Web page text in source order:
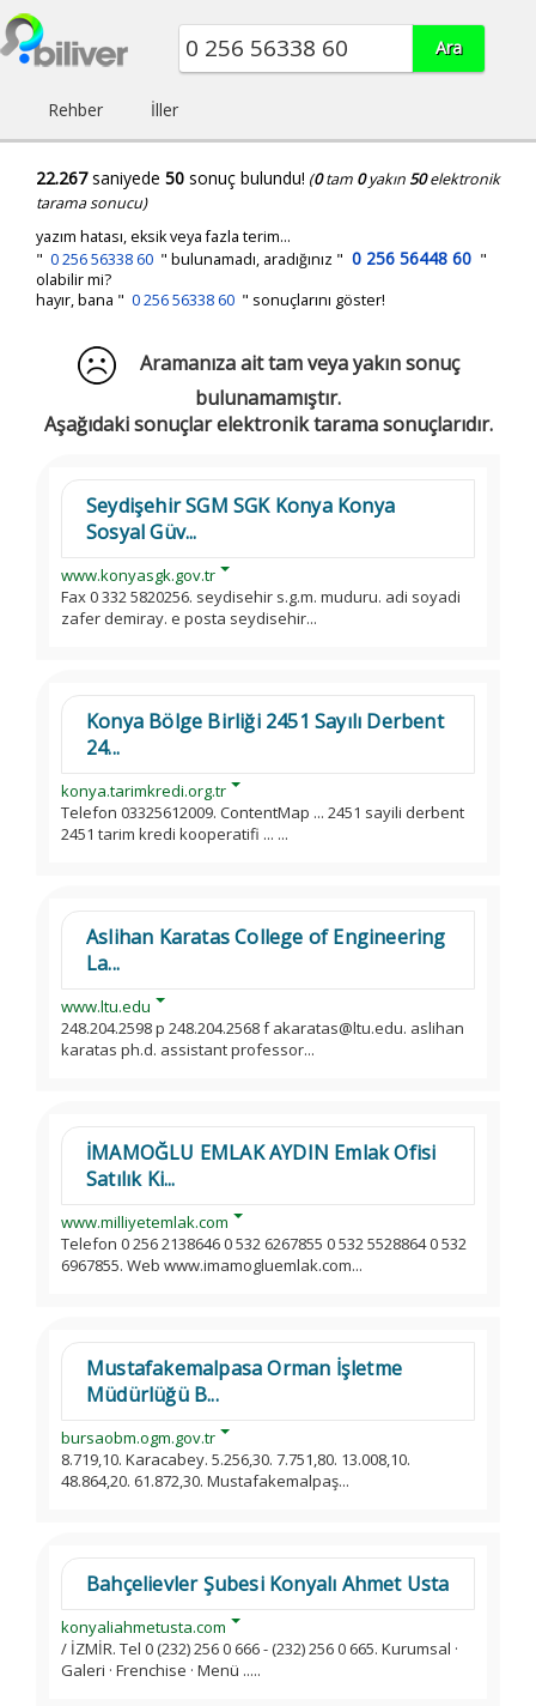
Rehber İller
22.267saniyede 50 sonuç bulundu! (0tam 0yakın 50elektronik
tarama sonucu)
yazım hatası, eksik veya fazla terim...
" 0 256 56338 60 " bulunamadı, aradığınız " 0 256 56448 60 "
olabilir mi?
hayır, bana " 0 256 56338 60 " sonuçlarını göster!
Aramanıza ait tam veya yakın sonuç
bulunamamıştır.
Aşağıdaki sonuçlar elektronik tarama sonuçlarıdır.
Seydişehir SGM SGK Konya Konya
Sosyal Güv...
www.konyasgk.gov.tr
Fax 0 332 5820256. seydisehir s.g.m. muduru. adi soyadi
zafer demiray. e posta seydisehir...
Konya Bölge Birliği 2451 Sayılı Derbent
24...
konya.tarimkredi.org.tr
Telefon 03325612009. ContentMap ... 2451 sayili derbent
2451 tarim kredi kooperatifi ... ...
Aslihan Karatas College of Engineering
La...
www.ltu.edu
248.204.2598 p 248.204.2568 f akaratas@ltu.edu. aslihan
karatas ph.d. assistant professor...
İMAMOĞLU EMLAK AYDIN Emlak Ofisi
Satılık Ki...
www.milliyetemlak.com
Telefon 0 256 2138646 0 532 6267855 0 532 5528864 0 532
6967855. Web www.imamogluemlak.com...
Mustafakemalpasa Orman İşletme
Müdürlüğü B...
bursaobm.ogm.gov.tr
8.719,10. Karacabey. 5.256,30. 7.751,80. 13.008,10.
48.864,20. 61.872,30. Mustafakemalpaş...
Bahçelievler Şubesi Konyalı Ahmet Usta
konyaliahmetusta.com
/ İZMİR. Tel 0 (232) 256 0 666 - (232) 256 0 665. Kurumsal ·
Galeri · Frenchise · Menü .....